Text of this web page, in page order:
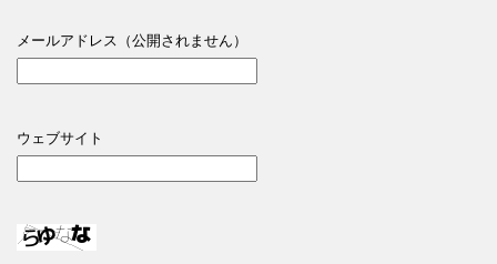
メールアドレス（公開されません）
ウェブサイト